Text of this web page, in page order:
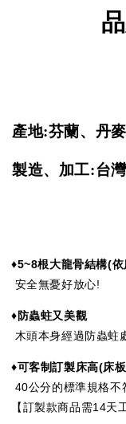
產地:芬蘭、丹麥
製造、加工:台灣
根大龍骨結構(
全無憂好放心!
蟲蛀又美觀
頭本身經過防蟲蛀處
客制訂製床高(床
公分的標準規格不符
訂製款商品需14天工